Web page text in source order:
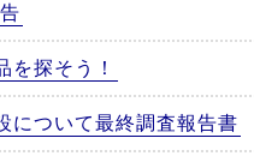
を探そう！
について最終調査報告書